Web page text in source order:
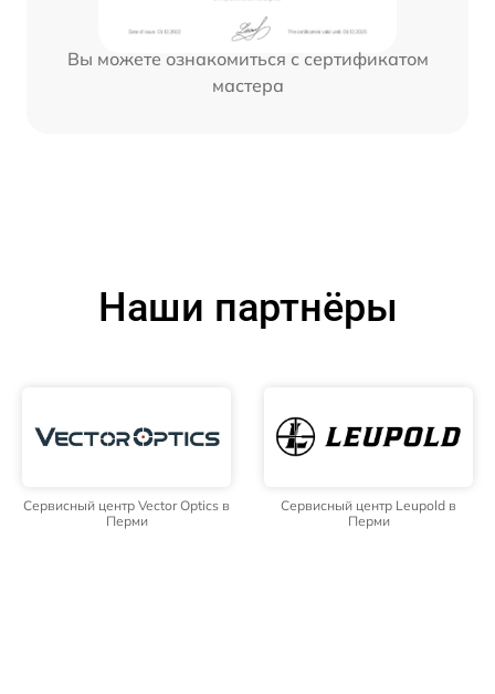
Вы можете ознакомиться с сертификатом
мастера
Наши партнёры
Сервисный центр Vector Optics в
Перми
Сервисный центр Leupold в
Перми